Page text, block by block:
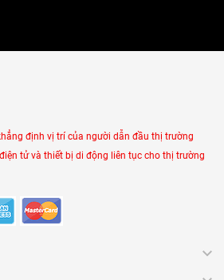
định vị trí của người dẫn đầu thị trường
tử và thiết bị di động liên tục cho thị trường